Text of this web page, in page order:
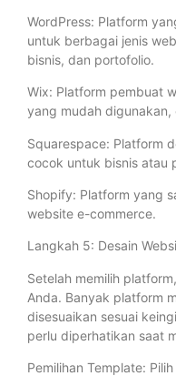
WordPress: Platform
untuk berbagai jenis
bisnis, dan portofolio.
Wix: Platform pembuat
yang mudah
Squarespace: Platform
cocok untuk bisnis atau
Shopify: Platform yang
website e-commerce.
Langkah 5: Desain
Setelah memilih
Anda. Banyak platform
disesuaikan sesuai
perlu diperhatikan saat
Pemilihan Template: